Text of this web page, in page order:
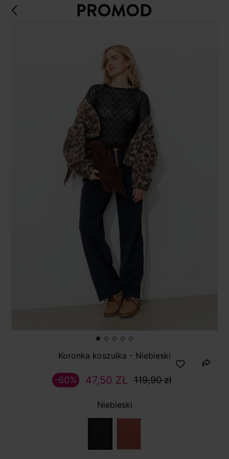
Koronka koszulka - Niebieski
47,50 ZŁ 119,90 zł
-60%
Niebieski